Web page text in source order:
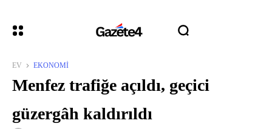
EV EKONOMI
Menfez trafiğe açıldı, geçici
güzergâh kaldırıldı